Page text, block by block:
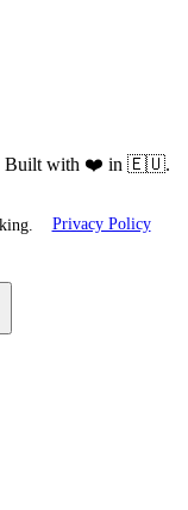
Built with ❤️ in 🇪🇺.
Privacy Policy